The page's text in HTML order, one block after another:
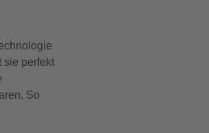
sie perfekt
So